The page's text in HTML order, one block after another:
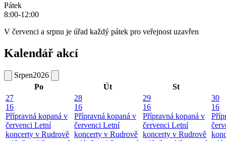
Pátek
8:00-12:00
V červenci a srpnu je úřad každý pátek pro veřejnost uzavřen
Kalendář akcí
Srpen2026
Po
Út
St
27
16
Přípravná kopaná v
červenci Letní
koncerty v Rudrově
28
16
Přípravná kopaná v
červenci Letní
koncerty v Rudrově
29
16
Přípravná kopaná v
červenci Letní
koncerty v Rudrově
30
16